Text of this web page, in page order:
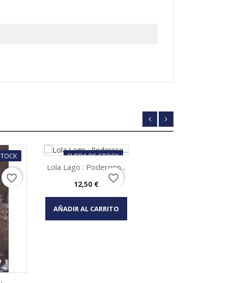
favorite_border
FUERA DE STOCK
Vista rápida
Lola Lago : Poderoso...
Precio
12,50 €
AÑADIR AL CARRITO
favorite_border